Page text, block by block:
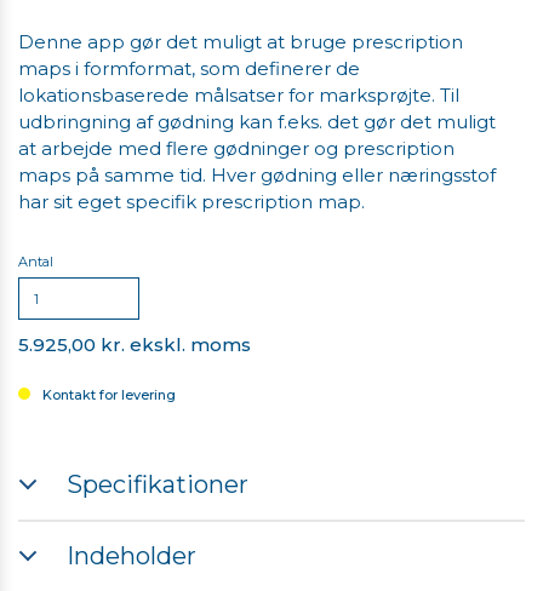
Denne app gør det muligt at bruge prescription
maps i formformat, som definerer de
lokationsbaserede målsatser for marksprøjte. Til
udbringning af gødning kan f.eks. det gør det muligt
at arbejde med flere gødninger og prescription
maps på samme tid. Hver gødning eller næringsstof
har sit eget specifik prescription map.
Antal
5.925,00 kr. ekskl. moms
Kontakt for levering
Specifikationer
Indeholder